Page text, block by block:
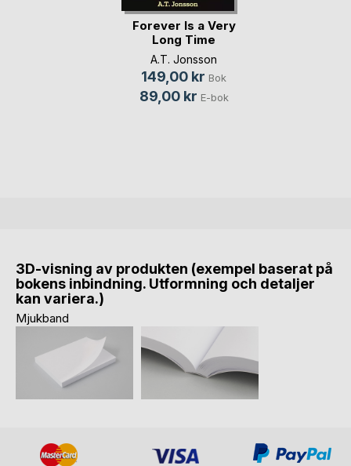
Forever Is a Very
Long Time
A.T. Jonsson
149,00 kr Bok
89,00 kr E-bok
3D-visning av produkten (exempel baserat på
bokens inbindning. Utformning och detaljer
kan variera.)
Mjukband